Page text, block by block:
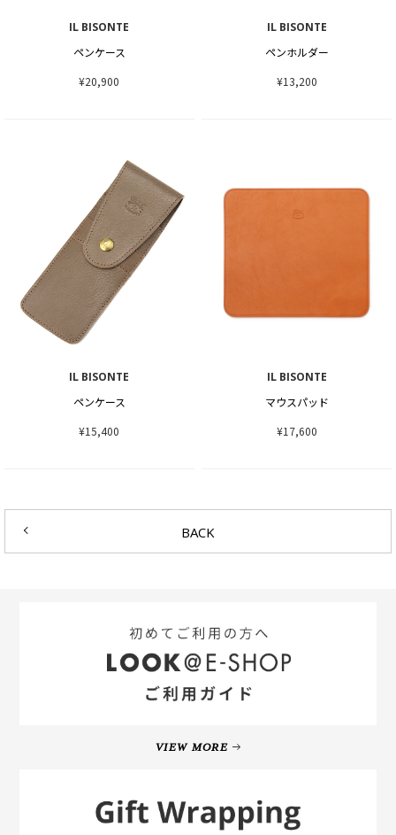
IL BISONTE
ペンケース
¥20,900
IL BISONTE
ペンホルダー
¥13,200
IL BISONTE
ペンケース
¥15,400
IL BISONTE
マウスパッド
¥17,600
BACK
VIEW MORE